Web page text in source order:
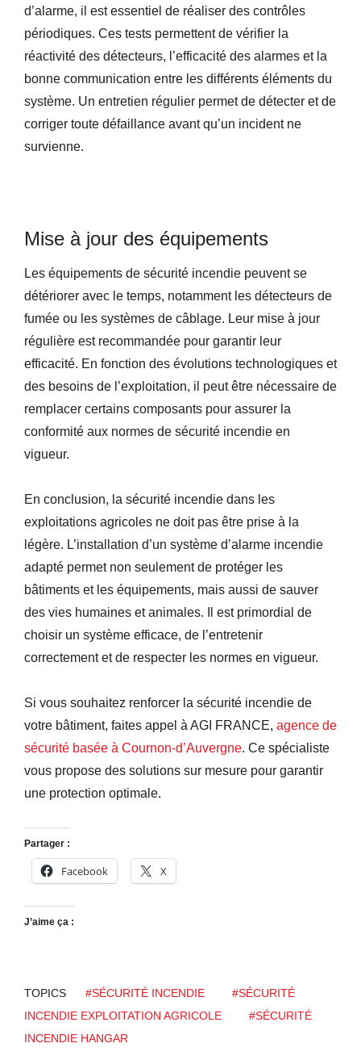
d’alarme, il est essentiel de réaliser des contrôles
périodiques. Ces tests permettent de vérifier la
réactivité des détecteurs, l’efficacité des alarmes et la
bonne communication entre les différents éléments du
système. Un entretien régulier permet de détecter et de
corriger toute défaillance avant qu’un incident ne
survienne.
Mise à jour des équipements
Les équipements de sécurité incendie peuvent se
détériorer avec le temps, notamment les détecteurs de
fumée ou les systèmes de câblage. Leur mise à jour
régulière est recommandée pour garantir leur
efficacité. En fonction des évolutions technologiques et
des besoins de l’exploitation, il peut être nécessaire de
remplacer certains composants pour assurer la
conformité aux normes de sécurité incendie en
vigueur.
En conclusion, la sécurité incendie dans les
exploitations agricoles ne doit pas être prise à la
légère. L’installation d’un système d’alarme incendie
adapté permet non seulement de protéger les
bâtiments et les équipements, mais aussi de sauver
des vies humaines et animales. Il est primordial de
choisir un système efficace, de l’entretenir
correctement et de respecter les normes en vigueur.
Si vous souhaitez renforcer la sécurité incendie de
votre bâtiment, faites appel à AGI FRANCE, agence de
sécurité basée à Cournon-d’Auvergne. Ce spécialiste
vous propose des solutions sur mesure pour garantir
une protection optimale.
Partager :
Facebook X
J’aime ça :
TOPICS #SÉCURITÉ INCENDIE
#SÉCURITÉ
INCENDIE EXPLOITATION AGRICOLE
#SÉCURITÉ
INCENDIE HANGAR